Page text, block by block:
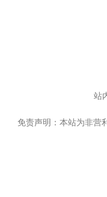
站
免责声明：本站为非营